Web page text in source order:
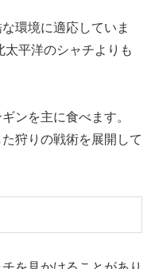
環境に適応していま
平洋のシャチよりも
ンを主に食べます。
狩りの戦術を展開して